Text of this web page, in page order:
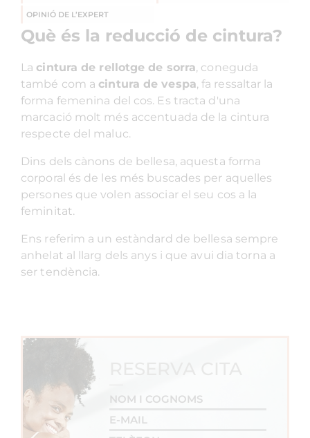
OPINIÓ DE L’EXPERT
Què és la reducció de cintura?
La cintura de rellotge de sorra, coneguda
també com a cintura de vespa, fa ressaltar la
forma femenina del cos. Es tracta d'una
marcació molt més accentuada de la cintura
respecte del maluc.
Dins dels cànons de bellesa, aquesta forma
corporal és de les més buscades per aquelles
persones que volen associar el seu cos a la
feminitat.
Ens referim a un estàndard de bellesa sempre
anhelat al llarg dels anys i que avui dia torna a
ser tendència.